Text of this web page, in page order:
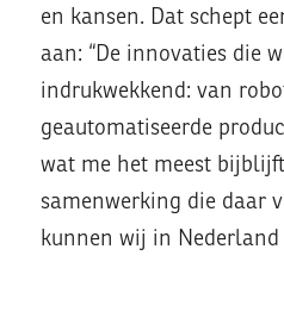
en kansen. Dat schept
aan: “De innovaties die
indrukwekkend: van
geautomatiseerde
wat me het meest
samenwerking die daar
kunnen wij in Nederland